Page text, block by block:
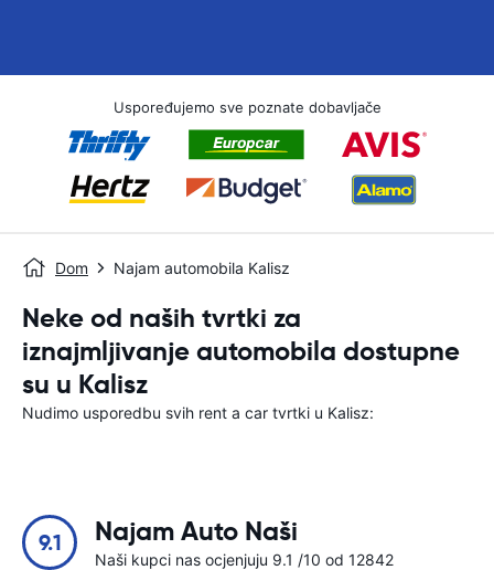
Uspoređujemo sve poznate dobavljače
Dom Najam automobila Kalisz
Neke od naših tvrtki za
iznajmljivanje automobila dostupne
su u Kalisz
Nudimo usporedbu svih rent a car tvrtki u Kalisz:
9.1 Najam Auto Naši
Naši kupci nas ocjenjuju 9.1 /10 od 12842